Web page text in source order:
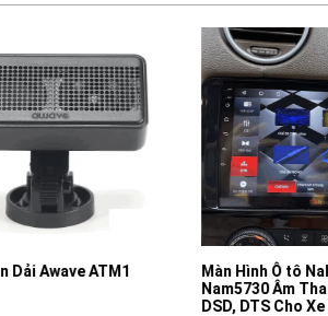
Màn Hình Ô tô Nakamichi
Nam5730 Âm Thanh Hires,
DSD, DTS Cho Xe Mercedes
Cửa